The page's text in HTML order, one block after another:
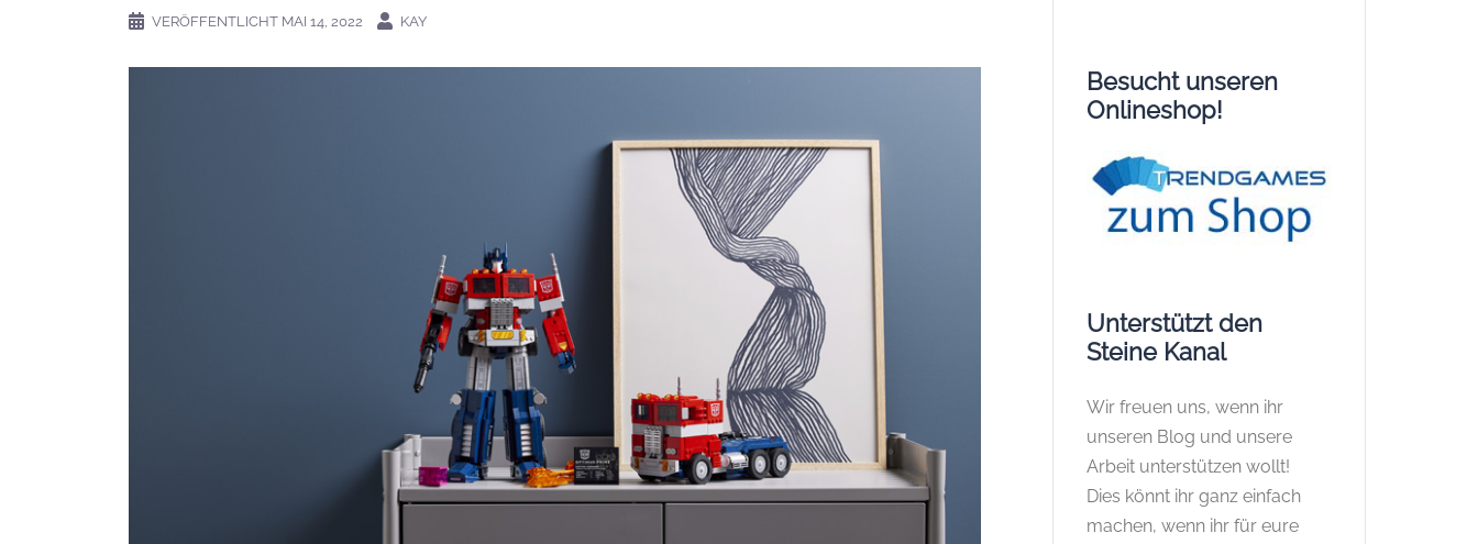
VERÖFFENTLICHT MAI 14, 2022 KAY
Besucht unseren
Onlineshop!
Unterstützt den
Steine Kanal
Wir freuen uns, wenn ihr
unseren Blog und unsere
Arbeit unterstützen wollt!
Dies könnt ihr ganz einfach
machen, wenn ihr für eure